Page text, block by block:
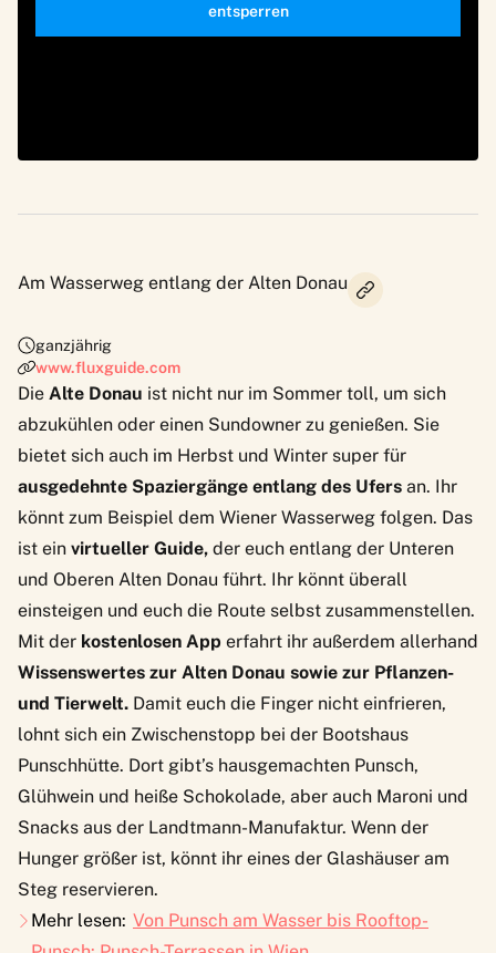
entsperren
Am Wasserweg entlang der Alten Donau
ganzjährig
www.fluxguide.com
Die Alte Donau ist nicht nur im Sommer toll, um sich
abzukühlen oder einen Sundowner zu genießen. Sie
bietet sich auch im Herbst und Winter super für
ausgedehnte Spaziergänge entlang des Ufers an. Ihr
könnt zum Beispiel dem Wiener Wasserweg folgen. Das
ist ein virtueller Guide, der euch entlang der Unteren
und Oberen Alten Donau führt. Ihr könnt überall
einsteigen und euch die Route selbst zusammenstellen.
Mit der kostenlosen App erfahrt ihr außerdem allerhand
Wissenswertes zur Alten Donau sowie zur Pflanzen-
und Tierwelt. Damit euch die Finger nicht einfrieren,
lohnt sich ein Zwischenstopp bei der Bootshaus
Punschhütte. Dort gibt’s hausgemachten Punsch,
Glühwein und heiße Schokolade, aber auch Maroni und
Snacks aus der Landtmann-Manufaktur. Wenn der
Hunger größer ist, könnt ihr eines der Glashäuser am
Steg reservieren.
Mehr lesen: Von Punsch am Wasser bis Rooftop-